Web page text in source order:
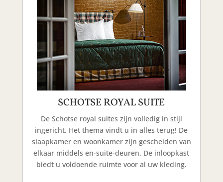
SCHOTSE ROYAL SUITE
De Schotse royal suites zijn volledig in stijl
ingericht. Het thema vindt u in alles terug! De
slaapkamer en woonkamer zijn gescheiden van
elkaar middels en-suite-deuren. De inloopkast
biedt u voldoende ruimte voor al uw kleding.